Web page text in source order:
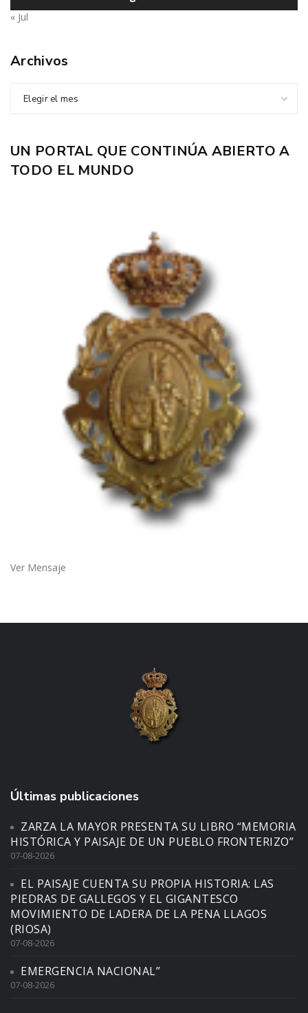
« Jul
Archivos
Elegir el mes
UN PORTAL QUE CONTINÚA ABIERTO A
TODO EL MUNDO
Ver Mensaje
Últimas publicaciones
ZARZA LA MAYOR PRESENTA SU LIBRO “MEMORIA
HISTÓRICA Y PAISAJE DE UN PUEBLO FRONTERIZO”
07-08-2026
EL PAISAJE CUENTA SU PROPIA HISTORIA: LAS
PIEDRAS DE GALLEGOS Y EL GIGANTESCO
MOVIMIENTO DE LADERA DE LA PENA LLAGOS
(RIOSA)
07-08-2026
EMERGENCIA NACIONAL”
07-08-2026